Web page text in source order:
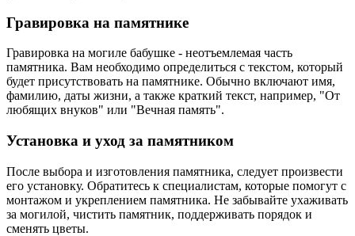
Гравировка на памятнике
Гравировка на могиле бабушке - неотъемлемая часть
памятника. Вам необходимо определиться с текстом, который
будет присутствовать на памятнике. Обычно включают имя,
фамилию, даты жизни, а также краткий текст, например, "От
любящих внуков" или "Вечная память".
Установка и уход за памятником
После выбора и изготовления памятника, следует произвести
его установку. Обратитесь к специалистам, которые помогут с
монтажом и укреплением памятника. Не забывайте ухаживать
за могилой, чистить памятник, поддерживать порядок и
сменять цветы.